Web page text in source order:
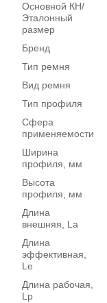
Основной КН/
Эталонный
размер
Бренд
Тип ремня
Вид ремня
Тип профиля
Сфера
применяемости
Ширина
профиля, мм
Высота
профиля, мм
Длина
внешняя, La
Длина
эффективная,
Le
Длина рабочая,
Lp